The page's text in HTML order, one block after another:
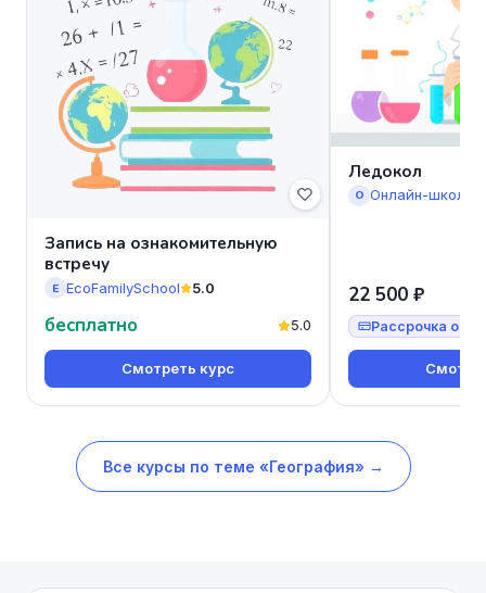
Запись на ознакомительную
встречу
E EcoFamilySchool 5.0
бесплатно 5.0
Смотреть курс
Ледокол
О Онлайн-школа
22 500 ₽
Рассрочка от
Все курсы по теме «География» →